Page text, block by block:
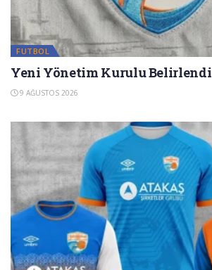
FUTBOL
Yeni Yönetim Kurulu Belirlendi
9 AĞUSTOS 2026